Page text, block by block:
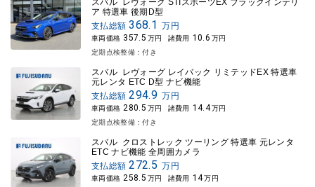
ア 特選車 後期D型
支払総額 368.1 万円
車両価格 357.5 万円 諸費用 10.6 万円
定期点検整備：付き
スバル レヴォーグ レイバック リミテッドEX 特選車
元レンタ ETC D型 ナビ機能
支払総額 294.9 万円
車両価格 280.5 万円 諸費用 14.4万円
定期点検整備：付き
スバル クロストレック ツーリング 特選車 元レンタ
ETC ナビ機能 全周囲カメラ
支払総額 272.5 万円
車両価格 258.5 万円 諸費用 14万円